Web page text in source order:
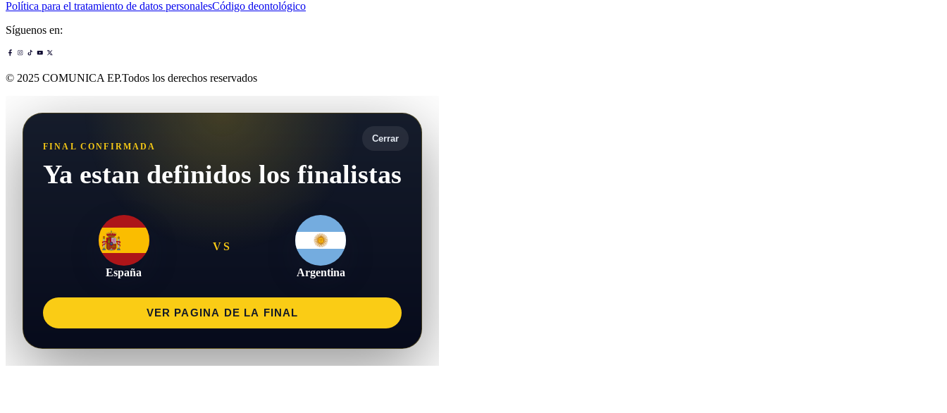
Política para el tratamiento de datos personalesCódigo deontológico
Síguenos en:
© 2025 COMUNICA EP.Todos los derechos reservados
Cerrar
FINAL CONFIRMADA
Ya estan definidos los finalistas
España
VS
Argentina
VER PAGINA DE LA FINAL